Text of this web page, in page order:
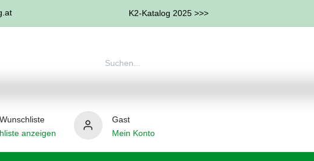
K2-Katalog 2025 >>>
anzeigen
Gast
Mein Konto